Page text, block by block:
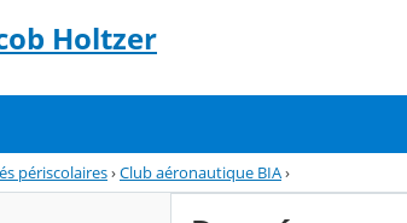
Holtzer
périscolaires›Club aéronautique BIA›